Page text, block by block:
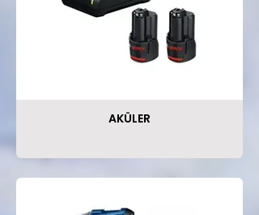
AKÜLER